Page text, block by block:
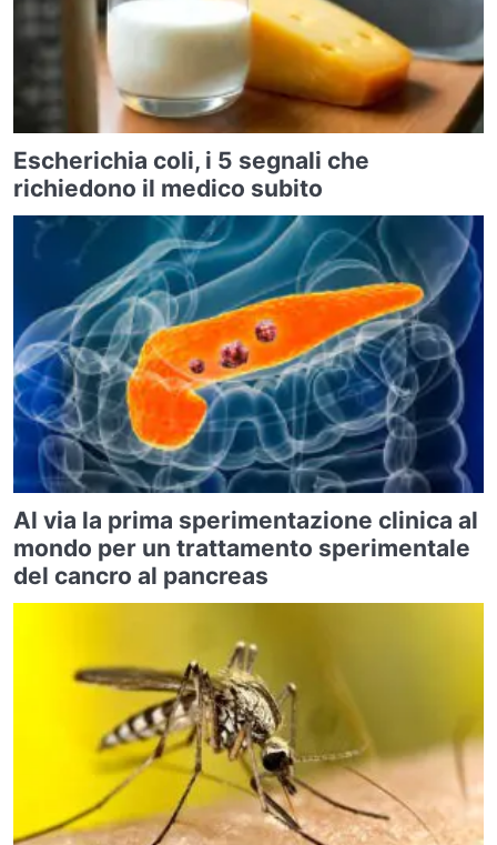
Escherichia coli, i 5 segnali che
richiedono il medico subito
Al via la prima sperimentazione clinica al
mondo per un trattamento sperimentale
del cancro al pancreas